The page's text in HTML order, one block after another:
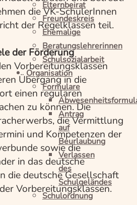
Elternbeirat
Freundeskreis
Ehemalige
Beratungslehrerinnen
Schulsozialarbeit
Organisation
Formulare
Antrag
auf
Beurlaubung
Verlassen
des
Schulgeländes
Schulordnung
die VK-SchülerInnen
der Regelklassen teil.
der Förderung
Vorbereitungsklassen
Übergang in die
einen regulären
zu können. Die
die Vermittlung
und Kompetenzen der
sowie die
in das deutsche
die deutsche Gesellschaft
Vorbereitungsklassen.